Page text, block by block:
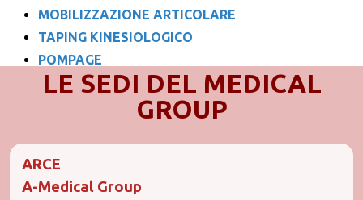
MOBILIZZAZIONE ARTICOLARE
TAPING KINESIOLOGICO
POMPAGE
LE SEDI DEL MEDICAL
GROUP
ARCE
A-Medical Group